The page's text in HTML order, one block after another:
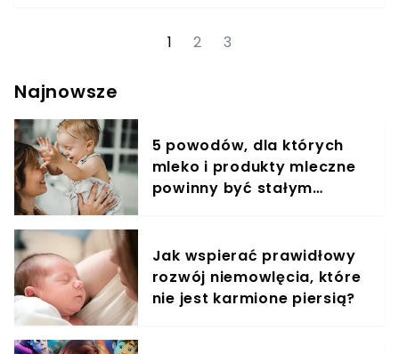
zajście w ciążę wymaga od nas dużych starań.
psychiczne. Z poniższego artykuły dowiecie się,
1 2 3
Najnowsze
5 powodów, dla których
mleko i produkty mleczne
powinny być stałym
Jak wspierać prawidłowy
rozwój niemowlęcia, które
nie jest karmione piersią?